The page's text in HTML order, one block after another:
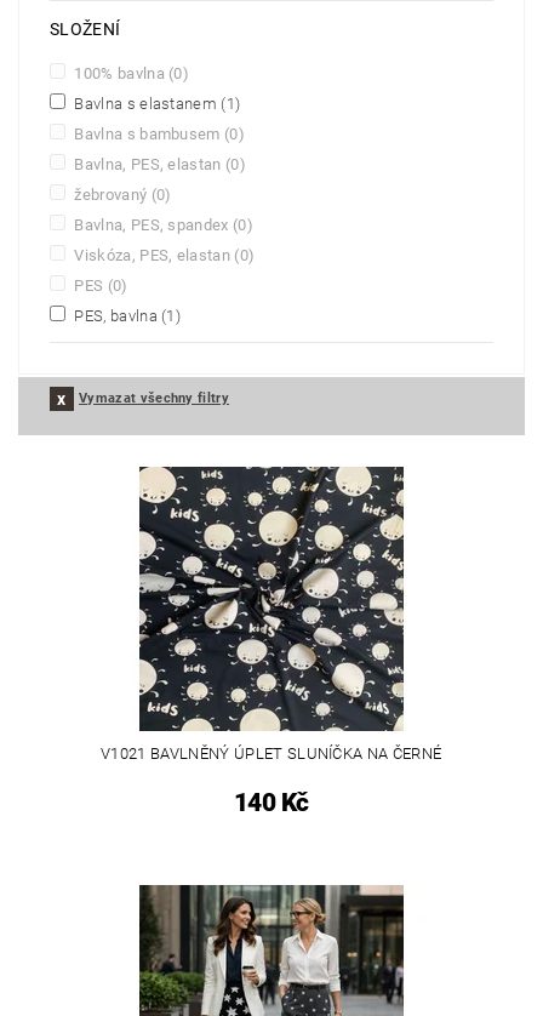
SLOŽENÍ
100% bavlna (0)
Bavlna s elastanem (1)
Bavlna s bambusem (0)
Bavlna, PES, elastan (0)
žebrovaný (0)
Bavlna, PES, spandex (0)
Viskóza, PES, elastan (0)
PES (0)
PES, bavlna (1)
Vymazat všechny filtry
V1021 BAVLNĚNÝ ÚPLET SLUNÍČKA NA ČERNÉ
140 Kč